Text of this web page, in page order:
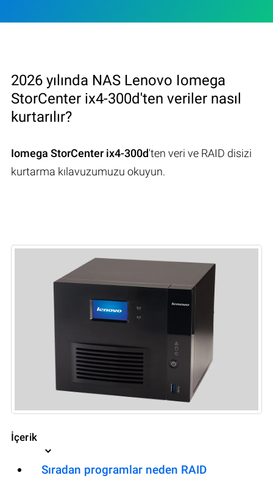
2026 yılında NAS Lenovo Iomega
StorCenter ix4-300d'ten veriler nasıl
kurtarılır?
Iomega StorCenter ix4-300d'ten veri ve RAID disizi
kurtarma kılavuzumuzu okuyun.
İçerik
Sıradan programlar neden RAID